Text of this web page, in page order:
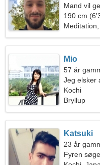
Mand vil
190 cm
Mio
57 år
Jeg elsker
Kochi
Bryllup
Katsuki
23 år
Fyren